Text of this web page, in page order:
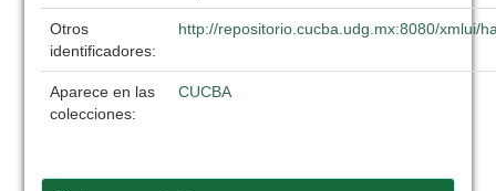
Otros
identificadores:
http://repositorio.cucba.udg.mx:8080/xmlui/
Aparece en las
colecciones:
CUCBA